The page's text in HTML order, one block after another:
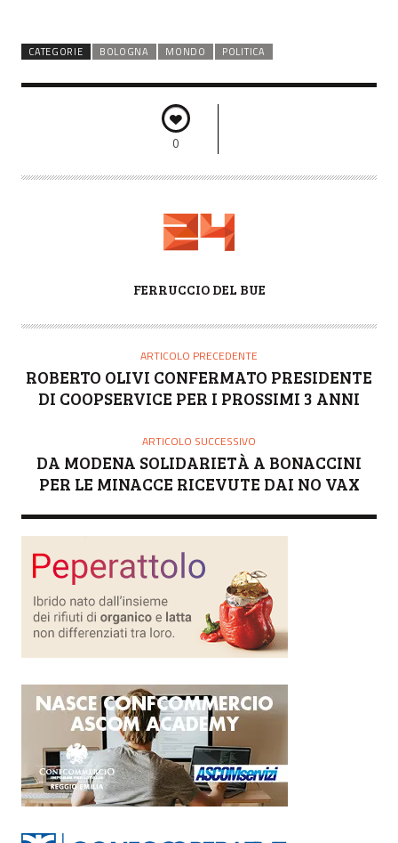
CATEGORIE BOLOGNA MONDO POLITICA
0
T
R
FERRUCCIO DEL BUE
ARTICOLO PRECEDENTE
ROBERTO OLIVI CONFERMATO PRESIDENTE
DI COOPSERVICE PER I PROSSIMI 3 ANNI
ARTICOLO SUCCESSIVO
DA MODENA SOLIDARIETÀ A BONACCINI
PER LE MINACCE RICEVUTE DAI NO VAX